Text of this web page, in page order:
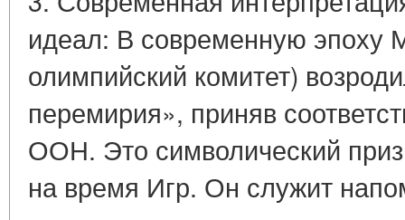
идеал: В современную
олимпийский комитет)
перемирия», приняв
ООН. Это символический
на время Игр. Он служит